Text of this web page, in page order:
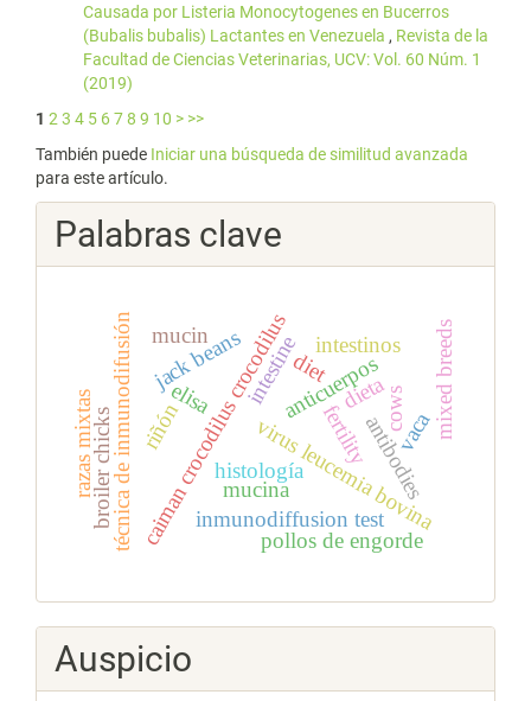
Causada por Listeria Monocytogenes en Bucerros
(Bubalis bubalis) Lactantes en Venezuela , Revista de la
Facultad de Ciencias Veterinarias, UCV: Vol. 60 Núm. 1
(2019)
1 2 3 4 5 678 9 10 > >>
También puede Iniciar una búsqueda de similitud avanzada
para este artículo.
Palabras clave
caiman crocodilus crocodilus
riñón
histología
virus leucemia bovina
técnica de inmunodifusión elisa anticuerpos
inmunodiffusion test
antibodies
mucina
intestinos
pollos de engorde
dieta
jack beans
mucin intestine
broiler chicks
diet
vaca
razas mixtas fertility mixed breeds
cows
Auspicio